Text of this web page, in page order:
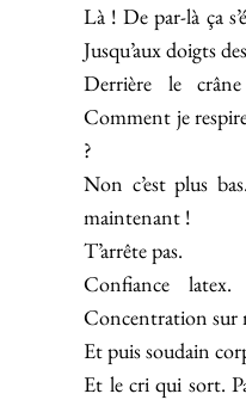
Là ! De par-là ça
Jusqu’aux doigts
Derrière le
Comment je
?
Non c’est plus
maintenant !
T’arrête pas.
Confiance
Concentration sur
Et puis soudain
Et le cri qui sort.